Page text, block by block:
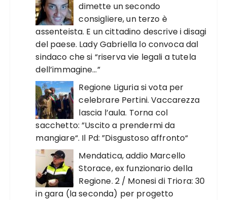
dimette un secondo
consigliere, un terzo è
assenteista. E un cittadino descrive i disagi
del paese. Lady Gabriella lo convoca dal
sindaco che si “riserva vie legali a tutela
dell’immagine…”
Regione Liguria si vota per
celebrare Pertini. Vaccarezza
lascia l’aula. Torna col
sacchetto: ”Uscito a prendermi da
mangiare“. Il Pd: ”Disgustoso affronto“
Mendatica, addio Marcello
Storace, ex funzionario della
Regione. 2 / Monesi di Triora: 30
in gara (la seconda) per progetto